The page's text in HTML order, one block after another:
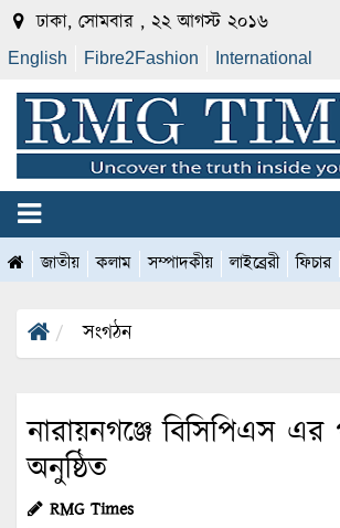
ঢাকা, সোমবার , ২২ আগস্ট ২০১৬
English Fibre2Fashion International
জাতীয় কলাম সম্পাদকীয় লাইব্রেরী ফিচার
সংগঠন
নারায়নগঞ্জে বিসিপিএস এর
অনুষ্ঠিত
RMG Times